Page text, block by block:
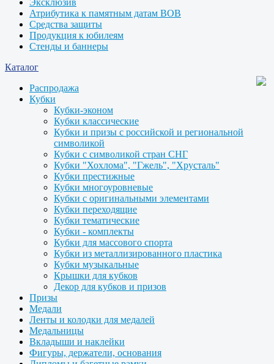
Эксклюзив
Атрибутика к памятным датам ВОВ
Средства защиты
Продукция к юбилеям
Стенды и баннеры
Каталог
Распродажа
Кубки
Кубки-эконом
Кубки классические
Кубки и призы с российской и региональной
символикой
Кубки с символикой стран СНГ
Кубки "Хохлома", "Гжель", "Хрусталь"
Кубки престижные
Кубки многоуровневые
Кубки с оригинальными элементами
Кубки переходящие
Кубки тематические
Кубки - комплекты
Кубки для массового спорта
Кубки из металлизированного пластика
Кубки музыкальные
Крышки для кубков
Декор для кубков и призов
Призы
Медали
Ленты и колодки для медалей
Медальницы
Вкладыши и наклейки
Фигуры, держатели, основания